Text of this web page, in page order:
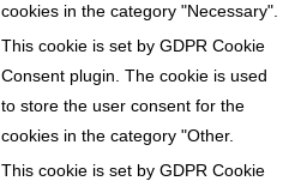
cookies in the category "Necessary".
This cookie is set by GDPR Cookie
Consent plugin. The cookie is used
to store the user consent for the
cookies in the category "Other.
This cookie is set by GDPR Cookie